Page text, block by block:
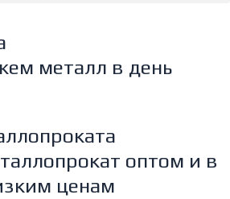
металл в день
оптом и в
ценам